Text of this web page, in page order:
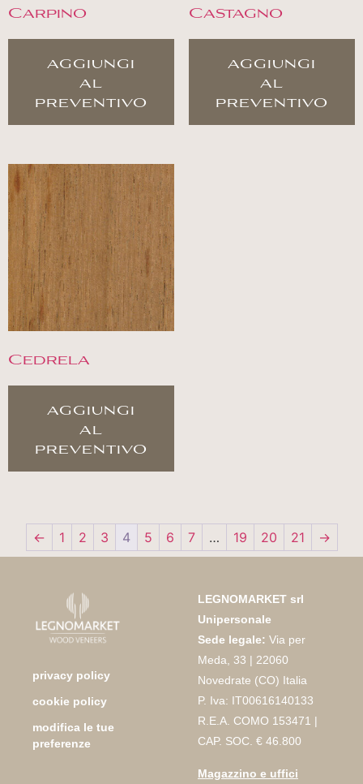
Carpino
aggiungi
al
preventivo
Castagno
aggiungi
al
preventivo
Cedrela
aggiungi
al
preventivo
← 1 2 3 4 5 6 7 … 19 20 21 →
privacy policy
cookie policy
modifica le tue
preferenze
LEGNOMARKET srl
Unipersonale
Sede legale: Via per
Meda, 33 | 22060
Novedrate (CO) Italia
P. Iva: IT00616140133
R.E.A. COMO 153471 |
CAP. SOC. € 46.800
Magazzino e uffici